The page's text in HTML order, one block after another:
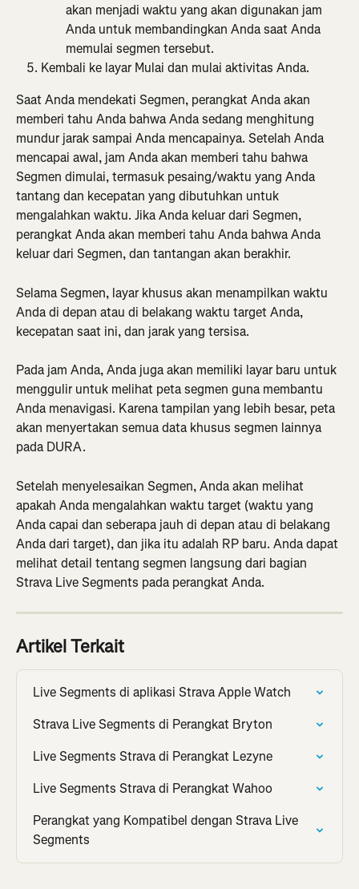
akan menjadi waktu yang akan digunakan jam
Anda untuk membandingkan Anda saat Anda
memulai segmen tersebut.
Kembali ke layar Mulai dan mulai aktivitas Anda.
Saat Anda mendekati Segmen, perangkat Anda akan
memberi tahu Anda bahwa Anda sedang menghitung
mundur jarak sampai Anda mencapainya. Setelah Anda
mencapai awal, jam Anda akan memberi tahu bahwa
Segmen dimulai, termasuk pesaing/waktu yang Anda
tantang dan kecepatan yang dibutuhkan untuk
mengalahkan waktu. Jika Anda keluar dari Segmen,
perangkat Anda akan memberi tahu Anda bahwa Anda
keluar dari Segmen, dan tantangan akan berakhir.
Selama Segmen, layar khusus akan menampilkan waktu
Anda di depan atau di belakang waktu target Anda,
kecepatan saat ini, dan jarak yang tersisa.
Pada jam Anda, Anda juga akan memiliki layar baru untuk
menggulir untuk melihat peta segmen guna membantu
Anda menavigasi. Karena tampilan yang lebih besar, peta
akan menyertakan semua data khusus segmen lainnya
pada DURA.
Setelah menyelesaikan Segmen, Anda akan melihat
apakah Anda mengalahkan waktu target (waktu yang
Anda capai dan seberapa jauh di depan atau di belakang
Anda dari target), dan jika itu adalah RP baru. Anda dapat
melihat detail tentang segmen langsung dari bagian
Strava Live Segments pada perangkat Anda.
Artikel Terkait
Live Segments di aplikasi Strava Apple Watch
Strava Live Segments di Perangkat Bryton
Live Segments Strava di Perangkat Lezyne
Live Segments Strava di Perangkat Wahoo
Perangkat yang Kompatibel dengan Strava Live
Segments